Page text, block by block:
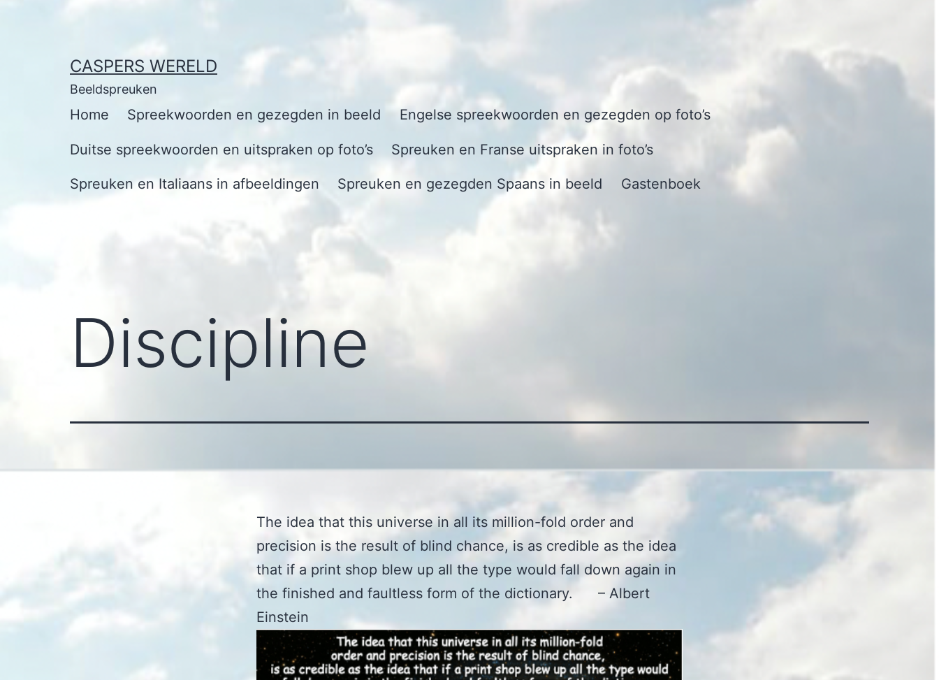
CASPERS WERELD
Beeldspreuken
Home Spreekwoorden en gezegden in beeld Engelse spreekwoorden en gezegden op foto’s
Duitse spreekwoorden en uitspraken op foto’s Spreuken en Franse uitspraken in foto’s
Spreuken en Italiaans in afbeeldingen Spreuken en gezegden Spaans in beeld Gastenboek
Discipline
The idea that this universe in all its million-fold order and
precision is the result of blind chance, is as credible as the idea
that if a print shop blew up all the type would fall down again in
the finished and faultless form of the dictionary. – Albert
Einstein